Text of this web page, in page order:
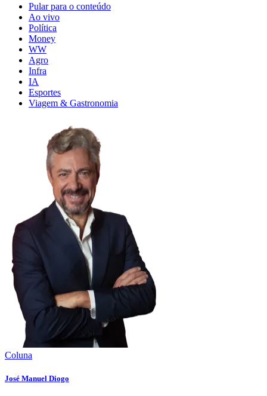
Pular para o conteúdo
Ao vivo
Política
Money
WW
Agro
Infra
IA
Esportes
Viagem & Gastronomia
Coluna
José Manuel Diogo